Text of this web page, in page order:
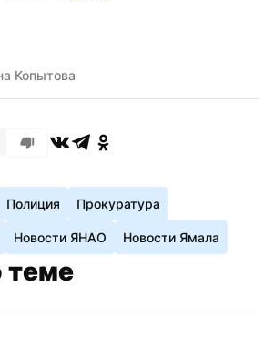
Копытова
Полиция Прокуратура
Новости ЯНАО Новости Ямала
теме